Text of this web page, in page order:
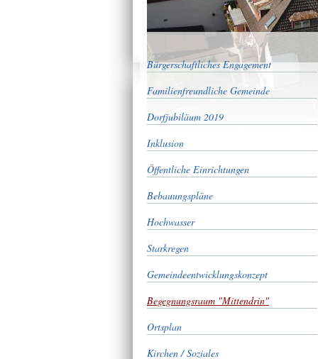
Bürgerschaftliches Engagement
Familienfreundliche Gemeinde
Dorfjubiläum 2019
Inklusion
Öffentliche Einrichtungen
Bebauungspläne
Hochwasser
Starkregen
Gemeindeentwicklungskonzept
Begegnungsraum "Mittendrin"
Ortsplan
Kirchen / Soziales